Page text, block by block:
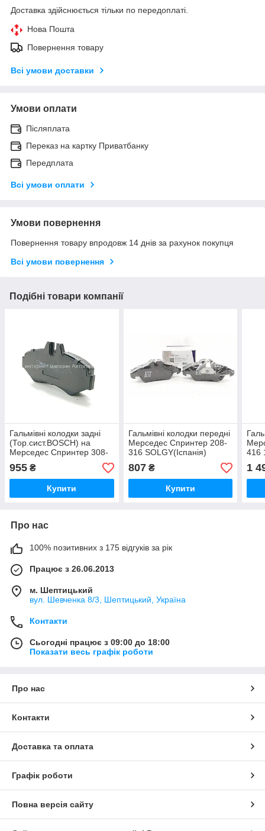
Доставка здійснюється тільки по передоплаті.
Нова Пошта
Повернення товару
Всі умови доставки
Умови оплати
Післяплата
Переказ на картку Приватбанку
Передплата
Всі умови оплати
Умови повернення
Повернення товару впродовж 14 днів за рахунок покупця
Всі умови повернення
Подібні товари компанії
Гальмівні колодки задні
(Тор.сист.BOSCH) на
Мерседес Спринтер 308-
(Німеччина) 0252302118
955 ₴
Купити
Гальмівні колодки передні
Мерседес Спринтер 208-
316 SOLGY(Іспанія)
807₴
Купити
416
1
Про нас
100% позитивних з 175 відгуків за рік
Працює з 26.06.2013
м. Шептицький
вул. Шевченка 8/3, Шептицький, Україна
Контакти
Сьогодні працює з 09:00 до 18:00
Показати весь графік роботи
Про нас
Контакти
Доставка та оплата
Графік роботи
Повна версія сайту